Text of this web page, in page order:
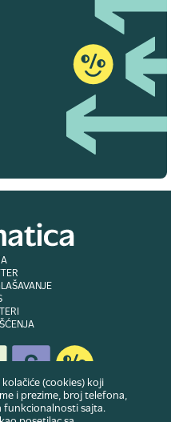
& owned byDubes doo
(cookies) koji
i prezime, broj telefona,
funkcionalnosti sajta.